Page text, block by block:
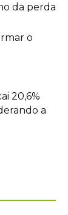
da perda
o
20,6%
a